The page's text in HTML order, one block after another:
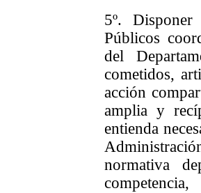
5º.
Públicos
del
cometidos,
acción
amplia y
entienda
normativa